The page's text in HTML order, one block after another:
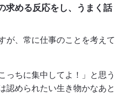
求める反応をし、うまく話
が、常に仕事のことを考えて
っちに集中してよ！」と思う
認められたい生き物かなあと